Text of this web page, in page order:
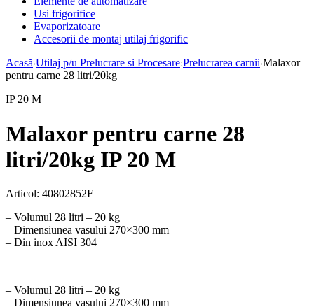
Usi frigorifice
Evaporizatoare
Accesorii de montaj utilaj frigorific
Acasă Utilaj p/u Prelucrare si Procesare Prelucrarea carnii Malaxor
pentru carne 28 litri/20kg
IP 20 M
Malaxor pentru carne 28
litri/20kg IP 20 M
Articol: 40802852F
– Volumul 28 litri – 20 kg
– Dimensiunea vasului 270×300 mm
– Din inox AISI 304
– Volumul 28 litri – 20 kg
– Dimensiunea vasului 270×300 mm